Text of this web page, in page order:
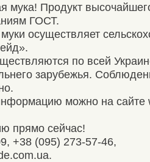
мука! Продукт
ГОСТ.
осуществляет
по всей
зарубежья.
можно на сайте
прямо сейчас!
+38 (095) 273-57-46,